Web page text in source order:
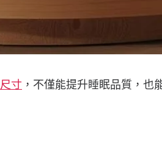
寸 ，不僅能提升睡眠品質，也